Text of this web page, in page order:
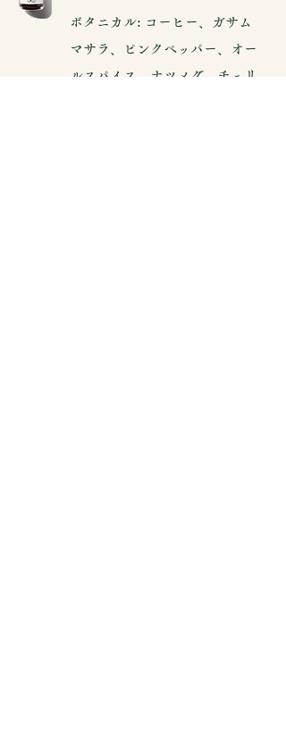
ボタニカル: コーヒー、ガサム
マサラ、ピンクペッパー、オー
ルスパイス、ナツメグ、チェリ